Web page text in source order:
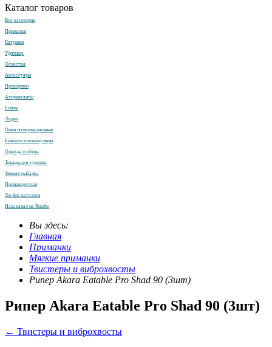
Каталог товаров
Все категории
Приманки
Катушки
Удилища
Оснастка
Аксессуары
Прикормки
Аттрактанты
Бойлы
Лодки
Очки поляризационные
Бинокли и монокуляры
Одежда и обувь
Товары для туризма
Зимняя рыбалка
Производители
On-line каталоги
Наш канал на Rutube
Вы здесь:
Главная
Приманки
Мягкие приманки
Твистеры и виброхвосты
Рипер Akara Eatable Pro Shad 90 (3шт)
Рипер Akara Eatable Pro Shad 90 (3шт)
← Твистеры и виброхвосты